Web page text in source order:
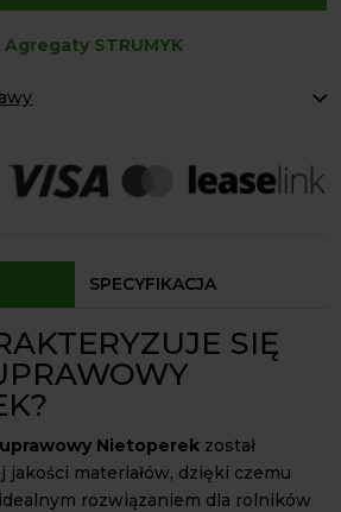
Agregaty STRUMYK
ustalane indywidualnie
i ceny uzależniona od produktu.
SPECYFIKACJA
SIĘ
Nietoperek został
materiałów, dzięki czemu
rozwiązaniem dla rolników